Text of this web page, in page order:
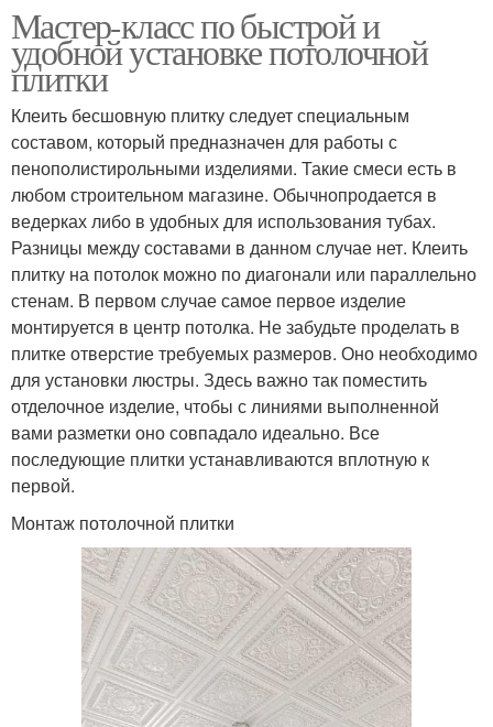
Мастер-класс по быстрой и
удобной установке потолочной
плитки
Клеить бесшовную плитку следует специальным
составом, который предназначен для работы с
пенополистирольными изделиями. Такие смеси есть в
любом строительном магазине. Обычнопродается в
ведерках либо в удобных для использования тубах.
Разницы между составами в данном случае нет. Клеить
плитку на потолок можно по диагонали или параллельно
стенам. В первом случае самое первое изделие
монтируется в центр потолка. Не забудьте проделать в
плитке отверстие требуемых размеров. Оно необходимо
для установки люстры. Здесь важно так поместить
отделочное изделие, чтобы с линиями выполненной
вами разметки оно совпадало идеально. Все
последующие плитки устанавливаются вплотную к
первой.
Монтаж потолочной плитки